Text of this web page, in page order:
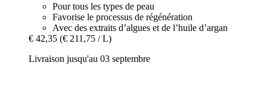
Pour tous les types de peau
Favorise le processus de régénération
Avec des extraits d’algues et de l’huile d’argan
€ 42,35 (€ 211,75 / L)
Livraison jusqu'au 03 septembre